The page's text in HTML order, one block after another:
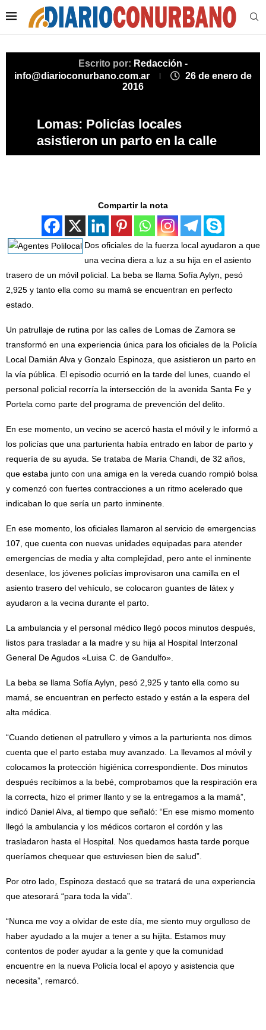
Escrito por: Redacción -
info@diarioconurbano.com.ar
26 de enero de
2016
Lomas: Policías locales
asistieron un parto en la calle
Compartir la nota
Dos oficiales de la fuerza local ayudaron a que
una vecina diera a luz a su hija en el asiento
trasero de un móvil policial. La beba se llama Sofía Aylyn, pesó
2,925 y tanto ella como su mamá se encuentran en perfecto
estado.
Un patrullaje de rutina por las calles de Lomas de Zamora se
transformó en una experiencia única para los oficiales de la Policía
Local Damián Alva y Gonzalo Espinoza, que asistieron un parto en
la vía pública. El episodio ocurrió en la tarde del lunes, cuando el
personal policial recorría la intersección de la avenida Santa Fe y
Portela como parte del programa de prevención del delito.
En ese momento, un vecino se acercó hasta el móvil y le informó a
los policías que una parturienta había entrado en labor de parto y
requería de su ayuda. Se trataba de María Chandi, de 32 años,
que estaba junto con una amiga en la vereda cuando rompió bolsa
y comenzó con fuertes contracciones a un ritmo acelerado que
indicaban lo que sería un parto inminente.
En ese momento, los oficiales llamaron al servicio de emergencias
107, que cuenta con nuevas unidades equipadas para atender
emergencias de media y alta complejidad, pero ante el inminente
desenlace, los jóvenes policías improvisaron una camilla en el
asiento trasero del vehículo, se colocaron guantes de látex y
ayudaron a la vecina durante el parto.
La ambulancia y el personal médico llegó pocos minutos después,
listos para trasladar a la madre y su hija al Hospital Interzonal
General De Agudos «Luisa C. de Gandulfo».
La beba se llama Sofía Aylyn, pesó 2,925 y tanto ella como su
mamá, se encuentran en perfecto estado y están a la espera del
alta médica.
“Cuando detienen el patrullero y vimos a la parturienta nos dimos
cuenta que el parto estaba muy avanzado. La llevamos al móvil y
colocamos la protección higiénica correspondiente. Dos minutos
después recibimos a la bebé, comprobamos que la respiración era
la correcta, hizo el primer llanto y se la entregamos a la mamá”,
indicó Daniel Alva, al tiempo que señaló: “En ese mismo momento
llegó la ambulancia y los médicos cortaron el cordón y las
trasladaron hasta el Hospital. Nos quedamos hasta tarde porque
queríamos chequear que estuviesen bien de salud”.
Por otro lado, Espinoza destacó que se tratará de una experiencia
que atesorará “para toda la vida”.
“Nunca me voy a olvidar de este día, me siento muy orgulloso de
haber ayudado a la mujer a tener a su hijita. Estamos muy
contentos de poder ayudar a la gente y que la comunidad
encuentre en la nueva Policía local el apoyo y asistencia que
necesita”, remarcó.